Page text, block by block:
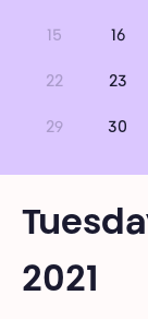
15 16
22 23
29 30
2021